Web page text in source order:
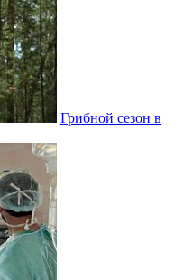
Грибной сезон в